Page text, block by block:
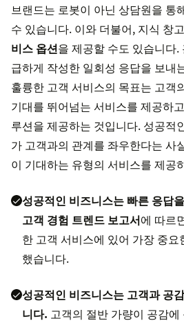
브랜드는 로봇이 아닌 상담원을 통
수 있습니다. 이와 더불어, 지식 창
비스 옵션을 제공할 수도 있습니다
급하게 작성한 일회성 응답을 보내
훌륭한 고객 서비스의 목표는 고객
기대를 뛰어넘는 서비스를 제공하
루션을 제공하는 것입니다. 성공적
가 고객과의 관계를 좌우한다는 사
이 기대하는 유형의 서비스를 제공
성공적인 비즈니스는 빠른 응답
고객 경험 트렌드 보고서에 따르
한 고객 서비스에 있어 가장 중
했습니다.
성공적인 비즈니스는 고객과 공
니다. 고객의 절반 가량이 공감